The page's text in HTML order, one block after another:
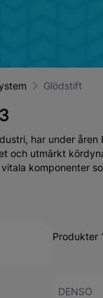
Glödstift
har under
och utmärkt
komponenter
Produkter
DENSO